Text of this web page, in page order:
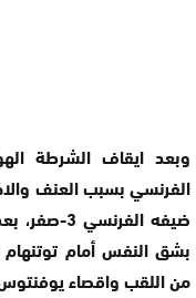
الفرنسي بسبب العنف
ضيفه
بشق النفس أمام توتنهام
من اللقب واقصاء